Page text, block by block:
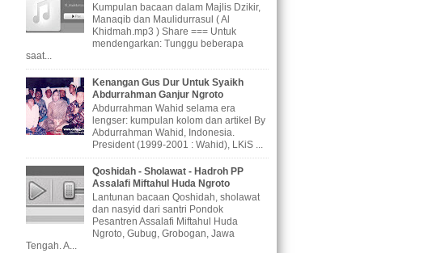
Kumpulan bacaan dalam Majlis Dzikir,
Manaqib dan Maulidurrasul ( Al
Khidmah.mp3 ) Share === Untuk
mendengarkan: Tunggu beberapa
saat...
Kenangan Gus Dur Untuk Syaikh
Abdurrahman Ganjur Ngroto
Abdurrahman Wahid selama era
lengser: kumpulan kolom dan artikel By
Abdurrahman Wahid, Indonesia.
President (1999-2001 : Wahid), LKiS ...
Qoshidah - Sholawat - Hadroh PP
Assalafi Miftahul Huda Ngroto
Lantunan bacaan Qoshidah, sholawat
dan nasyid dari santri Pondok
Pesantren Assalafi Miftahul Huda
Ngroto, Gubug, Grobogan, Jawa
Tengah. A...